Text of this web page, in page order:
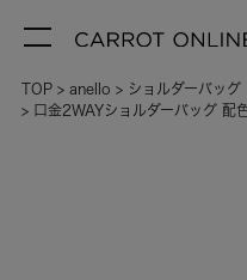
TOP anello
ショルダーバッグ
口金2WAYショルダーバッグ